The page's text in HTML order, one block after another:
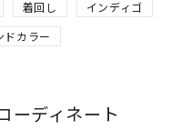
着回し
インディゴ
ドカラー
ーディネート